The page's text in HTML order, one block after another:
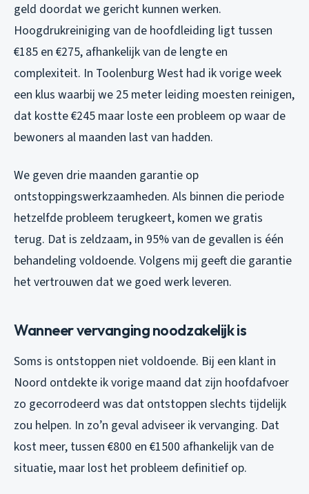
geld doordat we gericht kunnen werken.
Hoogdrukreiniging van de hoofdleiding ligt tussen
€185 en €275, afhankelijk van de lengte en
complexiteit. In Toolenburg West had ik vorige week
een klus waarbij we 25 meter leiding moesten reinigen,
dat kostte €245 maar loste een probleem op waar de
bewoners al maanden last van hadden.
We geven drie maanden garantie op
ontstoppingswerkzaamheden. Als binnen die periode
hetzelfde probleem terugkeert, komen we gratis
terug. Dat is zeldzaam, in 95% van de gevallen is één
behandeling voldoende. Volgens mij geeft die garantie
het vertrouwen dat we goed werk leveren.
Wanneer vervanging noodzakelijk is
Soms is ontstoppen niet voldoende. Bij een klant in
Noord ontdekte ik vorige maand dat zijn hoofdafvoer
zo gecorrodeerd was dat ontstoppen slechts tijdelijk
zou helpen. In zo’n geval adviseer ik vervanging. Dat
kost meer, tussen €800 en €1500 afhankelijk van de
situatie, maar lost het probleem definitief op.